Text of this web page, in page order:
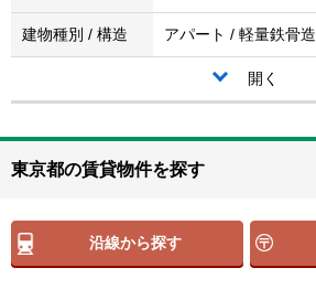
建物種別 / 構造 アパート / 軽量鉄骨造
開く
東京都の賃貸物件を探す
沿線から探す